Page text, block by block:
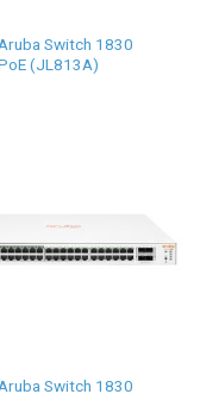
Switch 1830
(JL813A)
Switch 1830